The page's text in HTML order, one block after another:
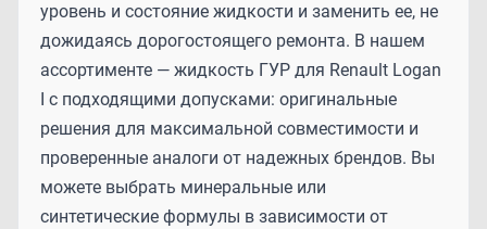
уровень и состояние жидкости и заменить ее, не
дожидаясь дорогостоящего ремонта. В нашем
ассортименте — жидкость ГУР для Renault Logan
I с подходящими допусками: оригинальные
решения для максимальной совместимости и
проверенные аналоги от надежных брендов. Вы
можете выбрать минеральные или
синтетические формулы в зависимости от